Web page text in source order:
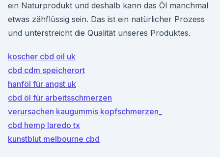
ein Naturprodukt und deshalb kann das Öl manchmal
etwas zähflüssig sein. Das ist ein natürlicher Prozess
und unterstreicht die Qualität unseres Produktes.
koscher cbd oil uk
cbd cdm speicherort
hanföl für angst uk
cbd öl für arbeitsschmerzen
verursachen kaugummis kopfschmerzen_
cbd hemp laredo tx
kunstblut melbourne cbd